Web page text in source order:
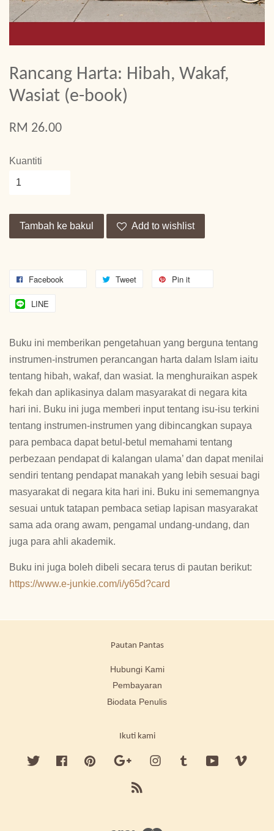
Rancang Harta: Hibah, Wakaf,
Wasiat (e-book)
RM 26.00
Kuantiti
Tambah ke bakul Add to wishlist
Facebook Tweet Pin it
LINE
Buku ini memberikan pengetahuan yang berguna tentang
instrumen-instrumen perancangan harta dalam Islam iaitu
tentang hibah, wakaf, dan wasiat. Ia menghuraikan aspek
fekah dan aplikasinya dalam masyarakat di negara kita
hari ini. Buku ini juga memberi input tentang isu-isu terkini
tentang instrumen-instrumen yang dibincangkan supaya
para pembaca dapat betul-betul memahami tentang
perbezaan pendapat di kalangan ulama’ dan dapat menilai
sendiri tentang pendapat manakah yang lebih sesuai bagi
masyarakat di negara kita hari ini. Buku ini sememangnya
sesuai untuk tatapan pembaca setiap lapisan masyarakat
sama ada orang awam, pengamal undang-undang, dan
juga para ahli akademik.
Buku ini juga boleh dibeli secara terus di pautan berikut:
https://www.e-junkie.com/i/y65d?card
Pautan Pantas
Hubungi Kami
Pembayaran
Biodata Penulis
Ikuti kami
Twitter FacebookPinterest Google InstagramTumblr YouTube